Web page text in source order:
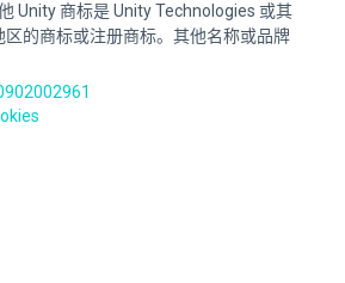
Unity 商标是 Unity Technologies 或其
区的商标或注册商标。其他名称或品牌